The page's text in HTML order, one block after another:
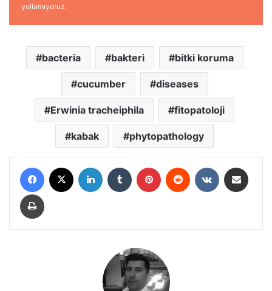
yollamıyoruz.
bacteria bakteri bitki koruma
cucumber diseases
Erwinia tracheiphila fitopatoloji
kabak phytopathology